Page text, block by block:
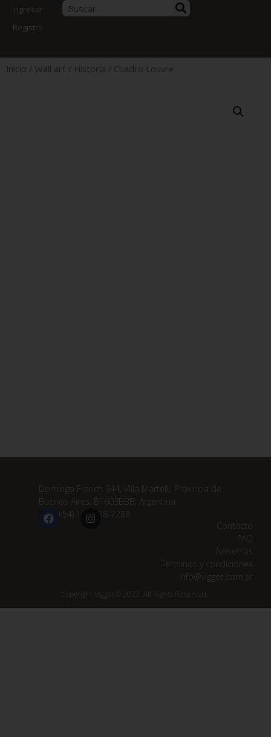
Ingresar
Registro
Inicio / Wall art / Historia / Cuadro Louvre
Domingo French 944, Villa Martelli, Provincia de
Buenos Aires, B1603BBB, Argentina
(+54) 11 3838-7288
Contacto
FAQ
Nosotros
Términos y condiciones
info@viggot.com.ar
Copyright Viggot © 2023. All Rights Reserved.